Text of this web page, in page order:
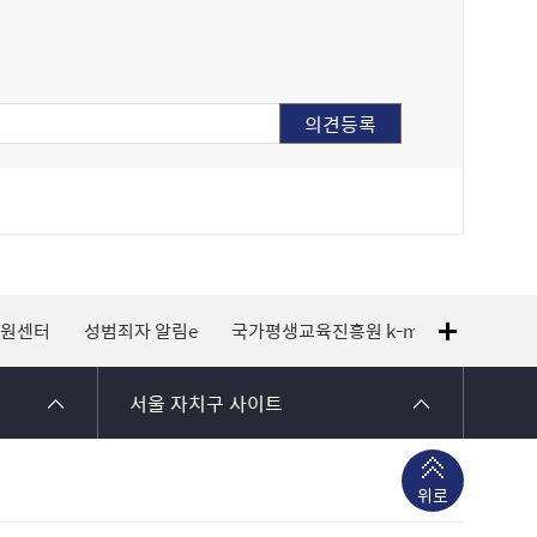
센터 성범죄자 알림e 국가평생교육진흥원 k-mooc
서울 자치구 사이트
위로